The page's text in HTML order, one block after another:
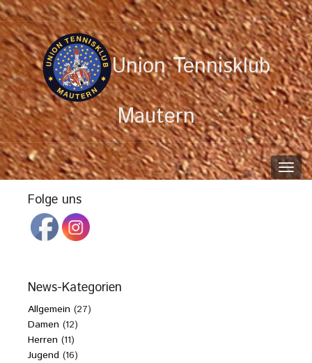
Union Tennisklub
Mautern
Folge uns
News-Kategorien
Allgemein (27)
Damen (12)
Herren (11)
Jugend (16)